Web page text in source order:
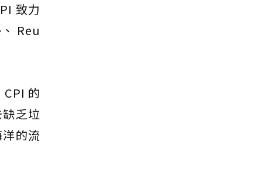
致力
Reu
的
乏垃
的流